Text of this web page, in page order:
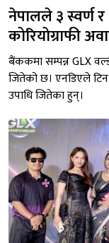
नेपालले ३ स्वर्ण
कोरियोग्राफी
बैंककमा सम्पन्न GLX
जितेको छ। एनडिएले
उपाधि जितेका हुन्।